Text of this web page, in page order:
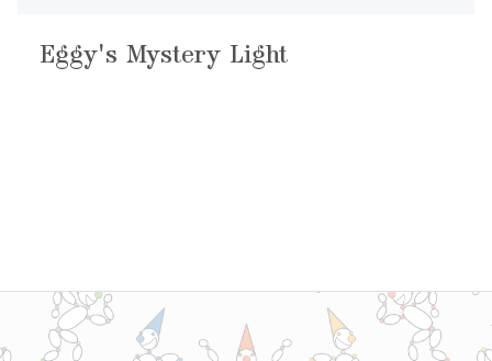
Eggy's Mystery Light